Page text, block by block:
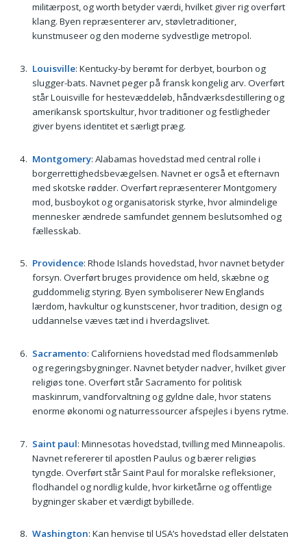
militærpost, og worth betyder værdi, hvilket giver rig overført
klang. Byen repræsenterer arv, støvletraditioner,
kunstmuseer og den moderne sydvestlige metropol.
Louisville: Kentucky-by berømt for derbyet, bourbon og
slugger-bats. Navnet peger på fransk kongelig arv. Overført
står Louisville for hestevæddeløb, håndværksdestillering og
amerikansk sportskultur, hvor traditioner og festligheder
giver byens identitet et særligt præg.
Montgomery: Alabamas hovedstad med central rolle i
borgerrettighedsbevægelsen. Navnet er også et efternavn
med skotske rødder. Overført repræsenterer Montgomery
mod, busboykot og organisatorisk styrke, hvor almindelige
mennesker ændrede samfundet gennem beslutsomhed og
fællesskab.
Providence: Rhode Islands hovedstad, hvor navnet betyder
forsyn. Overført bruges providence om held, skæbne og
guddommelig styring. Byen symboliserer New Englands
lærdom, havkultur og kunstscener, hvor tradition, design og
uddannelse væves tæt ind i hverdagslivet.
Sacramento: Californiens hovedstad med flodsammenløb
og regeringsbygninger. Navnet betyder nadver, hvilket giver
religiøs tone. Overført står Sacramento for politisk
maskinrum, vandforvaltning og gyldne dale, hvor statens
enorme økonomi og naturressourcer afspejles i byens rytme.
Saint paul: Minnesotas hovedstad, tvilling med Minneapolis.
Navnet refererer til apostlen Paulus og bærer religiøs
tyngde. Overført står Saint Paul for moralske refleksioner,
flodhandel og nordlig kulde, hvor kirketårne og offentlige
bygninger skaber et værdigt bybillede.
Washington: Kan henvise til USA’s hovedstad eller delstaten